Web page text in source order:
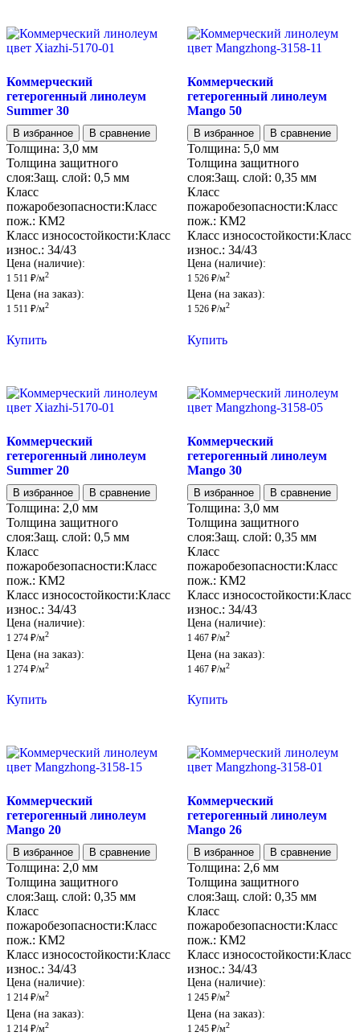
Коммерческий
гетерогенный линолеум
Summer 30
В избранное В сравнение
Толщина: 3,0 мм
Толщина защитного
слоя:Защ. слой: 0,5 мм
Класс
пожаробезопасности:Класс
пож.: КМ2
Класс износостойкости:Класс
износ.: 34/43
Цена (наличие):
1 511 ₽/м2
Цена (на заказ):
1 511 ₽/м2
Купить
Коммерческий
гетерогенный линолеум
Mango 50
В избранное В сравнение
Толщина: 5,0 мм
Толщина защитного
слоя:Защ. слой: 0,35 мм
Класс
пожаробезопасности:Класс
пож.: КМ2
Класс износостойкости:Класс
износ.: 34/43
Цена (наличие):
1 526 ₽/м2
Цена (на заказ):
1 526 ₽/м2
Купить
Коммерческий
гетерогенный линолеум
Summer 20
В избранное В сравнение
Толщина: 2,0 мм
Толщина защитного
слоя:Защ. слой: 0,5 мм
Класс
пожаробезопасности:Класс
пож.: КМ2
Класс износостойкости:Класс
износ.: 34/43
Цена (наличие):
1 274 ₽/м2
Цена (на заказ):
1 274 ₽/м2
Купить
Коммерческий
гетерогенный линолеум
Mango 30
В избранное В сравнение
Толщина: 3,0 мм
Толщина защитного
слоя:Защ. слой: 0,35 мм
Класс
пожаробезопасности:Класс
пож.: КМ2
Класс износостойкости:Класс
износ.: 34/43
Цена (наличие):
1 467 ₽/м2
Цена (на заказ):
1 467 ₽/м2
Купить
Коммерческий
гетерогенный линолеум
Mango 20
В избранное В сравнение
Толщина: 2,0 мм
Толщина защитного
слоя:Защ. слой: 0,35 мм
Класс
пожаробезопасности:Класс
пож.: КМ2
Класс износостойкости:Класс
износ.: 34/43
Цена (наличие):
1 214 ₽/м2
Цена (на заказ):
1 214 ₽/м2
Коммерческий
гетерогенный линолеум
Mango 26
В избранное В сравнение
Толщина: 2,6 мм
Толщина защитного
слоя:Защ. слой: 0,35 мм
Класс
пожаробезопасности:Класс
пож.: КМ2
Класс износостойкости:Класс
износ.: 34/43
Цена (наличие):
1 245 ₽/м2
Цена (на заказ):
1 245 ₽/м2